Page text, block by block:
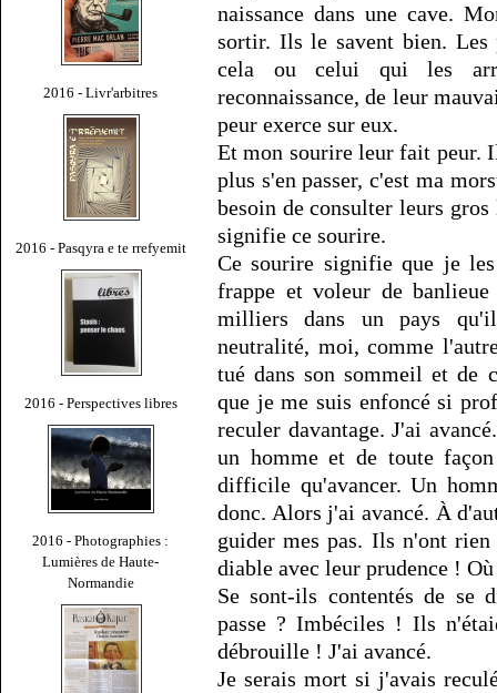
2016 - Livr'arbitres
2016 - Pasqyra e te rrefyemit
2016 - Perspectives libres
2016 - Photographies :
Lumières de Haute-
Normandie
naissance dans une cave.
sortir. Ils le savent bien. Les
cela ou celui qui les
reconnaissance, de leur
peur exerce sur eux.
Et mon sourire leur fait peur.
plus s'en passer, c'est ma
besoin de consulter leurs
signifie ce sourire.
Ce sourire signifie que je
frappe et voleur de
milliers dans un pays
neutralité, moi, comme
tué dans son sommeil et de
que je me suis enfoncé si
reculer davantage. J'ai
un homme et de toute
difficile qu'avancer. Un
donc. Alors j'ai avancé. À
guider mes pas. Ils n'ont
diable avec leur prudence !
Se sont-ils contentés de se
passe ? Imbéciles ! Ils
débrouille ! J'ai avancé.
Je serais mort si j'avais